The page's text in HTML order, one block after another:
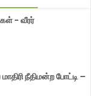
- வீரர்
நீதிமன்ற போட்டி –